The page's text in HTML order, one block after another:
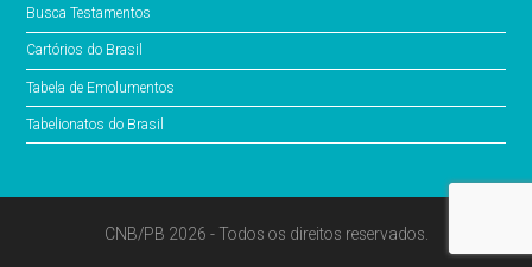
Busca Testamentos
Cartórios do Brasil
Tabela de Emolumentos
Tabelionatos do Brasil
CNB/PB 2026 - Todos os direitos reservados.